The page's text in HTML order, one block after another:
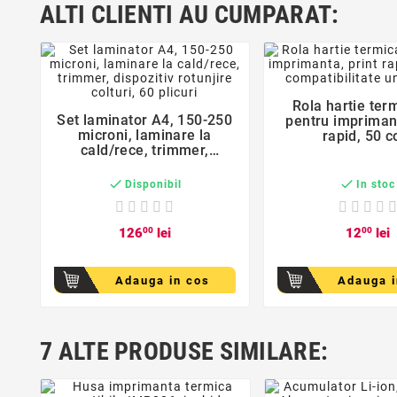
ALTI CLIENTI AU CUMPARAT:

favorite_border
Set laminator A4, 150-250
microni, laminare la
cald/rece, trimmer,
60 plicuri
 Disponibil
12600lei
Adauga in cos

Rola hartie
pentru
rapid, 50
 In stoc
1200lei
Adauga
7 ALTE PRODUSE SIMILARE: